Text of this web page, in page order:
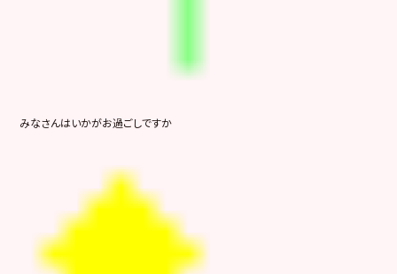
みなさんはいかがお過ごしですか